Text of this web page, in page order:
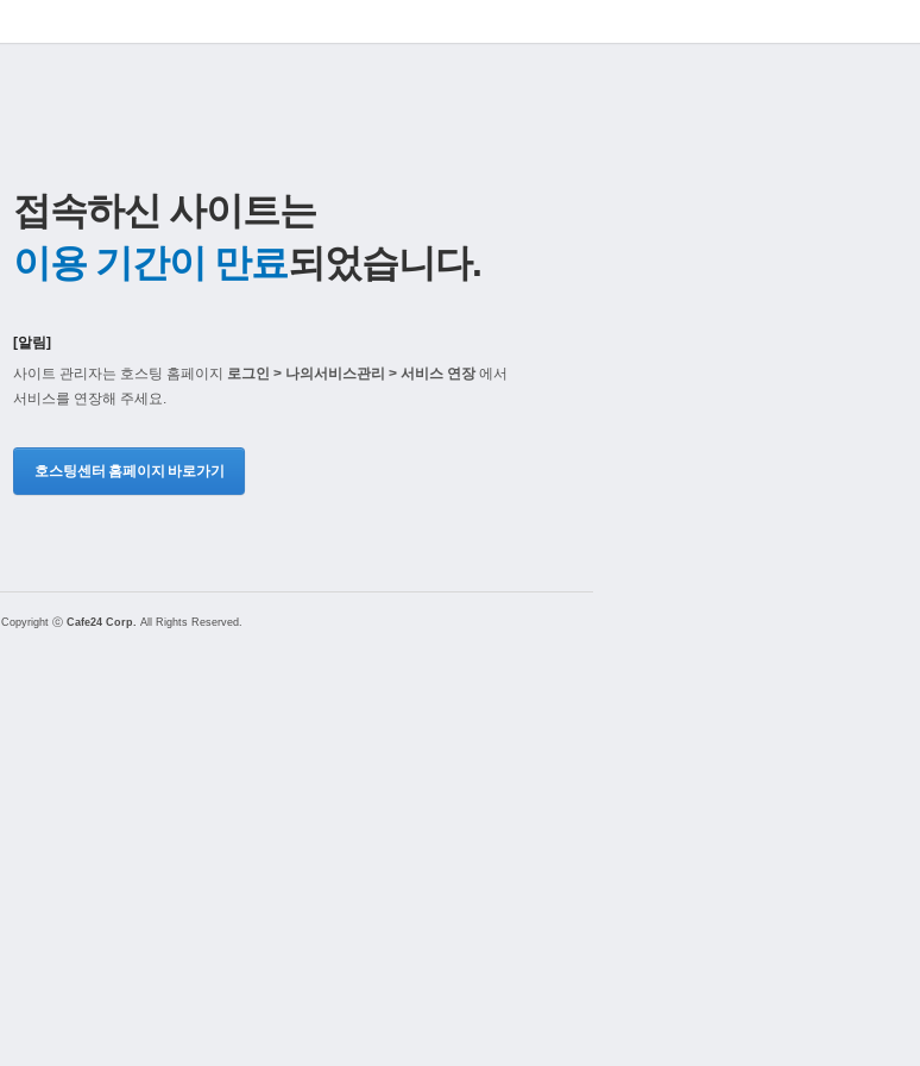
접속하신 사이트는
이용 기간이 만료되었습니다.
[알림]
사이트 관리자는 호스팅 홈페이지 로그인 > 나의서비스관리 > 서비스 연장에서
서비스를 연장해 주세요.
호스팅센터 홈페이지 바로가기
Copyright ⓒ Cafe24 Corp. All Rights Reserved.